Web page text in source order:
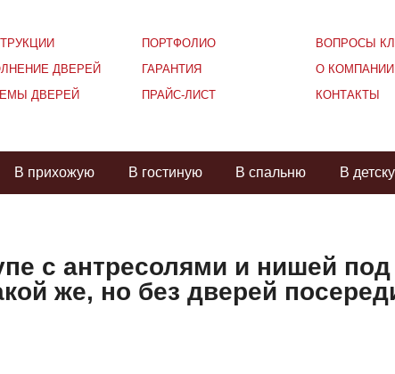
ДВЕРЕЙ
ДВЕРЕЙ
ПОРТФОЛИО
ГАРАНТИЯ
ПРАЙС-ЛИСТ
ВОПРОСЫ
О КОМПАНИИ
КОНТАКТЫ
В прихожую В гостиную В спальню В
с антресолями и нишей
же, но без дверей